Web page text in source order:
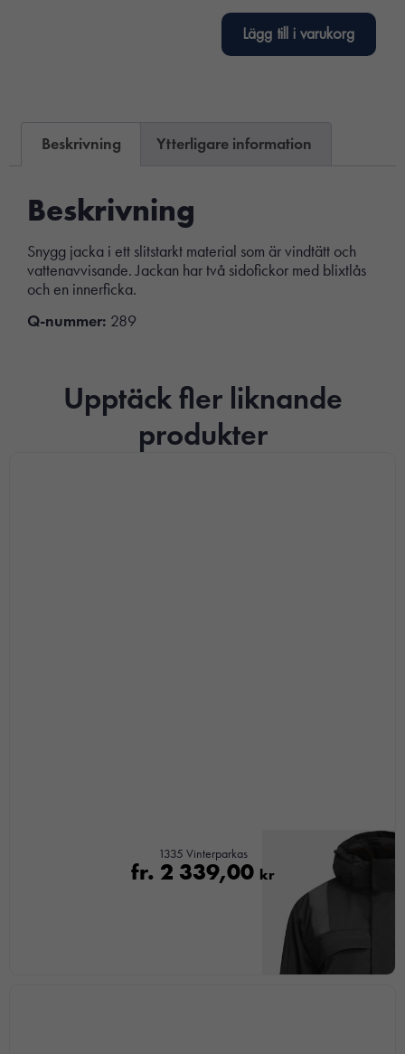
Lägg till i varukorg
Beskrivning Ytterligare information
Beskrivning
Snygg jacka i ett slitstarkt material som är vindtätt och
vattenavvisande. Jackan har två sidofickor med blixtlås
och en innerficka.
Q-nummer: 289
Upptäck fler liknande
produkter
1335 Vinterparkas
fr. 2 339,00 kr